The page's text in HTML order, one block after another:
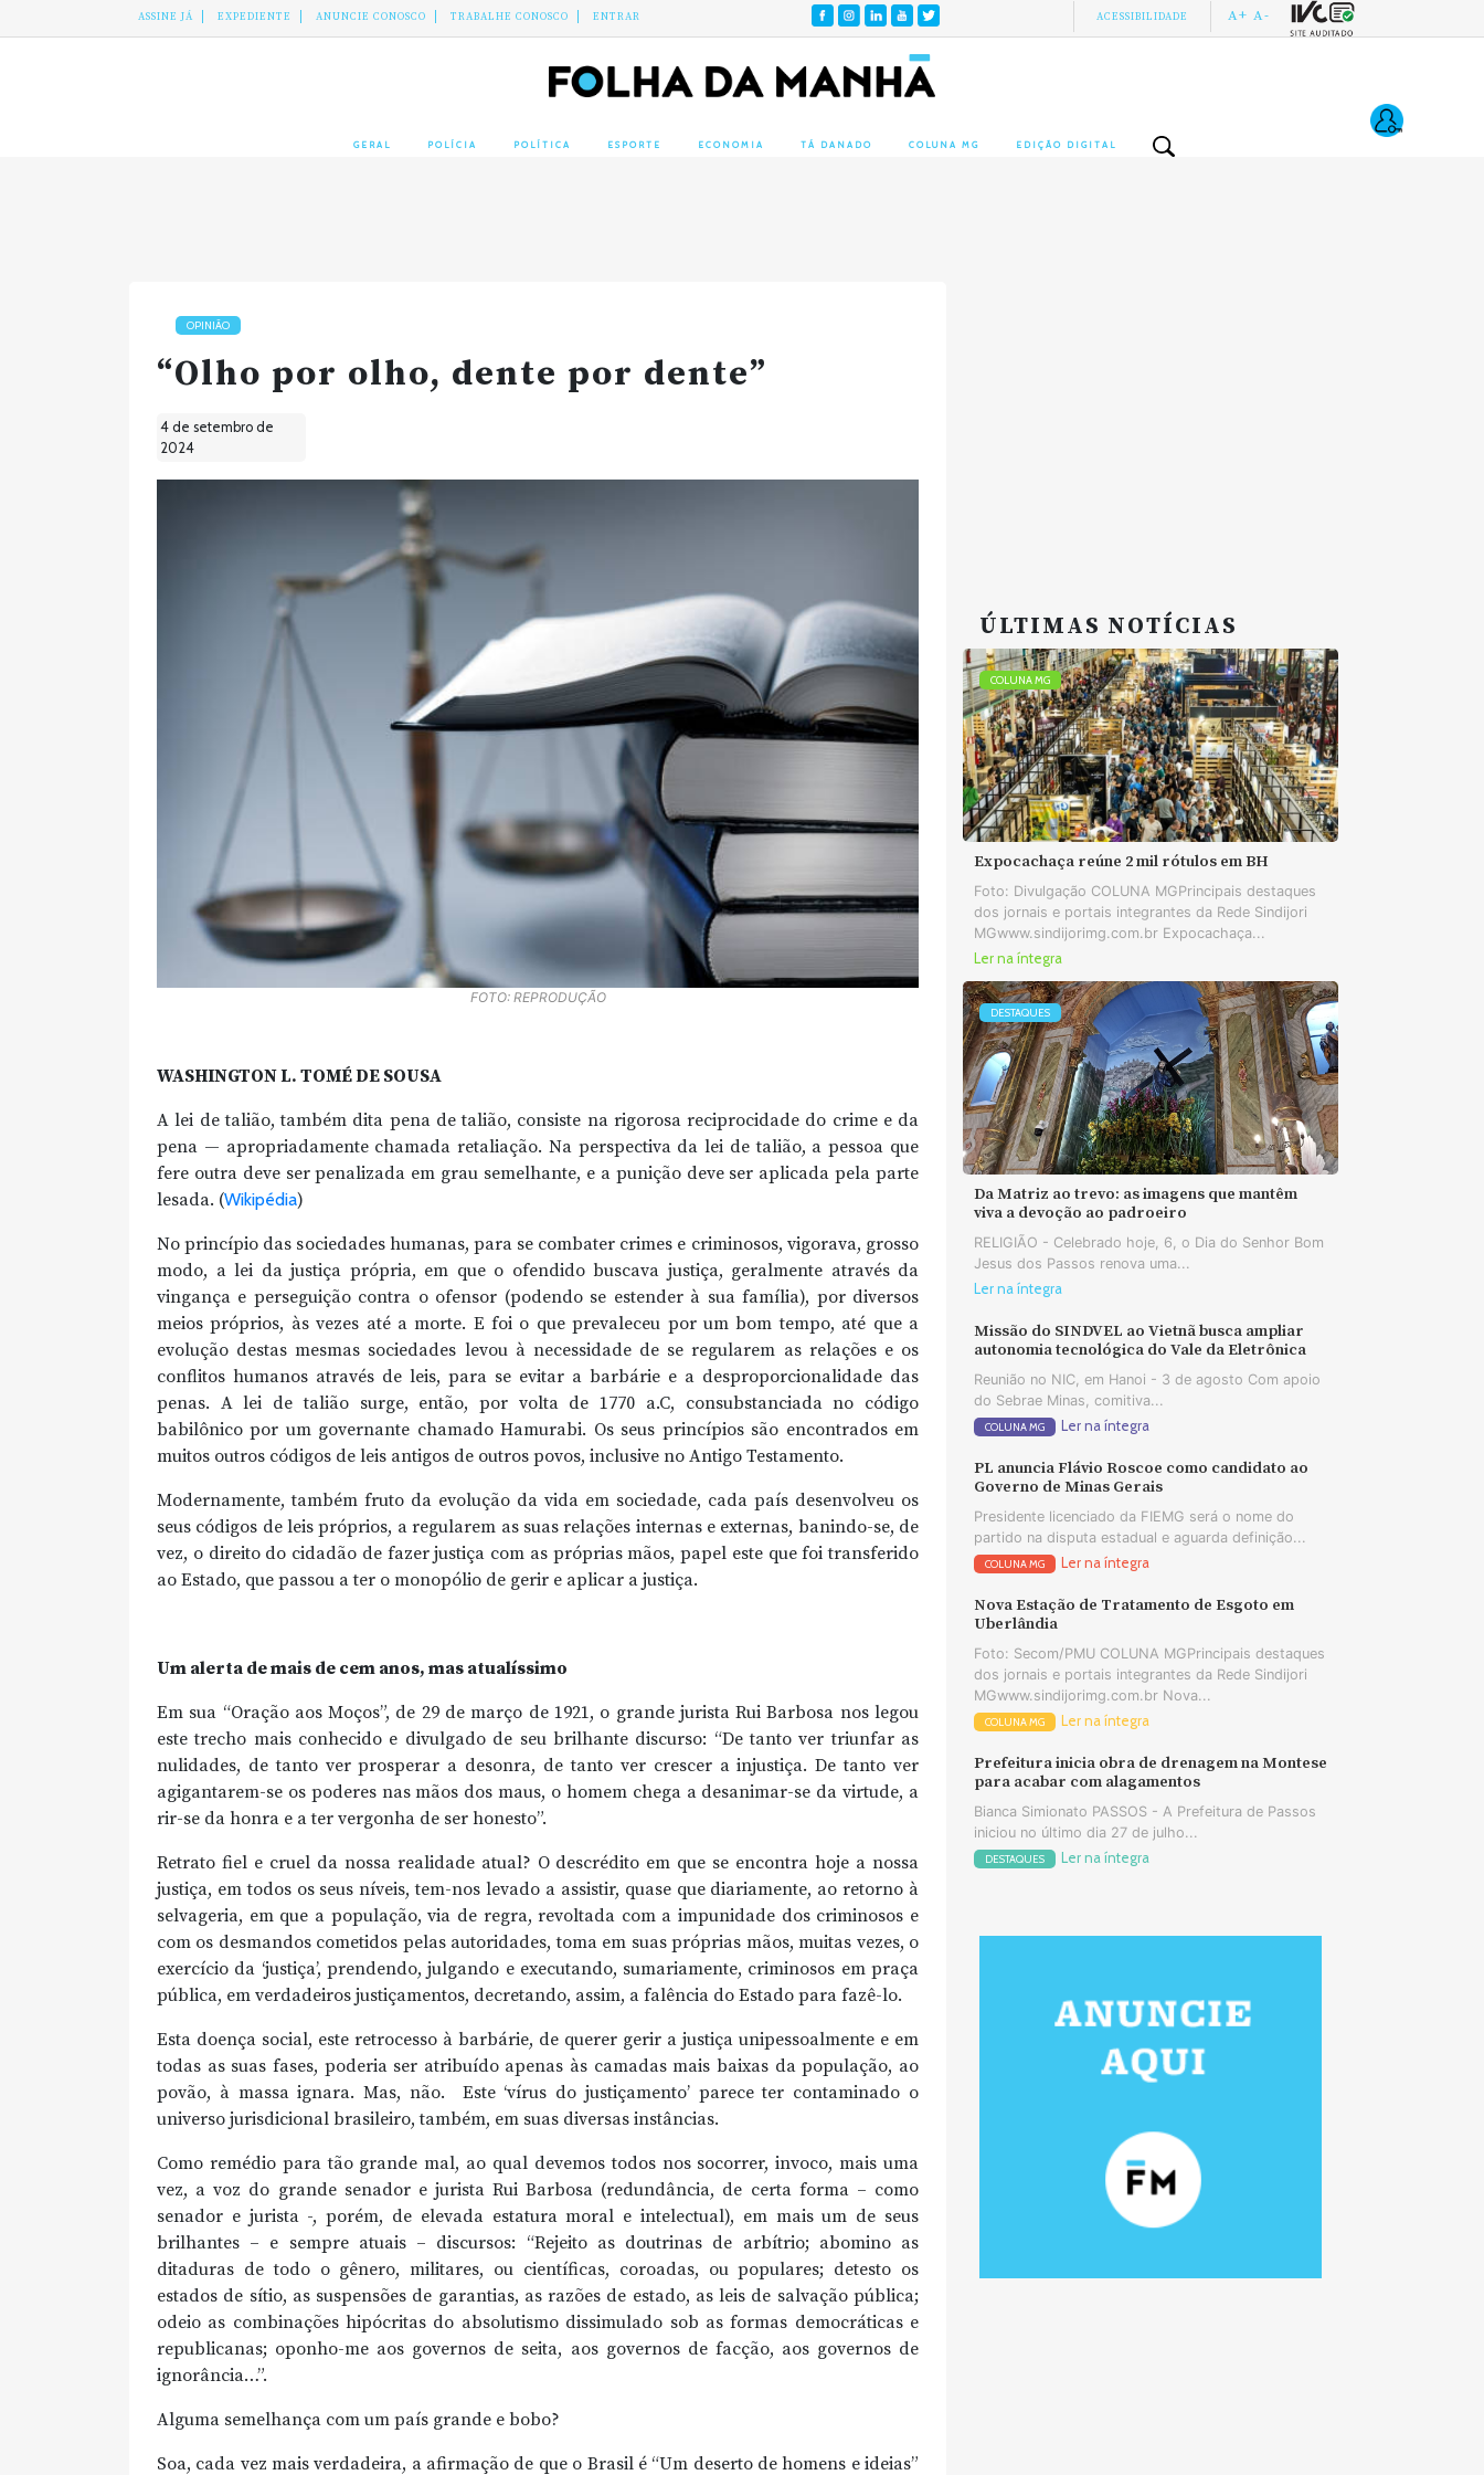
ASSINE JÁ EXPEDIENTE ANUNCIE CONOSCO TRABALHE CONOSCO ENTRAR ACESSIBILIDADE A+ A-
GERAL POLÍCIA POLÍTICA ESPORTE ECONOMIA TÁ DANADO COLUNA MG EDIÇÃO DIGITAL
OPINIÃO
“Olho por olho, dente por dente”
4 de setembro de
2024
FOTO: REPRODUÇÃO
WASHINGTON L. TOMÉ DE SOUSA
A lei de talião, também dita pena de talião, consiste na rigorosa reciprocidade do crime e da
pena — apropriadamente chamada retaliação. Na perspectiva da lei de talião, a pessoa que
fere outra deve ser penalizada em grau semelhante, e a punição deve ser aplicada pela parte
lesada. (Wikipédia)
No princípio das sociedades humanas, para se combater crimes e criminosos, vigorava, grosso
modo, a lei da justiça própria, em que o ofendido buscava justiça, geralmente através da
vingança e perseguição contra o ofensor (podendo se estender à sua família), por diversos
meios próprios, às vezes até a morte. E foi o que prevaleceu por um bom tempo, até que a
evolução destas mesmas sociedades levou à necessidade de se regularem as relações e os
conflitos humanos através de leis, para se evitar a barbárie e a desproporcionalidade das
penas. A lei de talião surge, então, por volta de 1770 a.C, consubstanciada no código
babilônico por um governante chamado Hamurabi. Os seus princípios são encontrados em
muitos outros códigos de leis antigos de outros povos, inclusive no Antigo Testamento.
Modernamente, também fruto da evolução da vida em sociedade, cada país desenvolveu os
seus códigos de leis próprios, a regularem as suas relações internas e externas, banindo-se, de
vez, o direito do cidadão de fazer justiça com as próprias mãos, papel este que foi transferido
ao Estado, que passou a ter o monopólio de gerir e aplicar a justiça.
Um alerta de mais de cem anos, mas atualíssimo
Em sua “Oração aos Moços”, de 29 de março de 1921, o grande jurista Rui Barbosa nos legou
este trecho mais conhecido e divulgado de seu brilhante discurso: “De tanto ver triunfar as
nulidades, de tanto ver prosperar a desonra, de tanto ver crescer a injustiça. De tanto ver
agigantarem-se os poderes nas mãos dos maus, o homem chega a desanimar-se da virtude, a
rir-se da honra e a ter vergonha de ser honesto”.
Retrato fiel e cruel da nossa realidade atual? O descrédito em que se encontra hoje a nossa
justiça, em todos os seus níveis, tem-nos levado a assistir, quase que diariamente, ao retorno à
selvageria, em que a população, via de regra, revoltada com a impunidade dos criminosos e
com os desmandos cometidos pelas autoridades, toma em suas próprias mãos, muitas vezes, o
exercício da ‘justiça’, prendendo, julgando e executando, sumariamente, criminosos em praça
pública, em verdadeiros justiçamentos, decretando, assim, a falência do Estado para fazê-lo.
Esta doença social, este retrocesso à barbárie, de querer gerir a justiça unipessoalmente e em
todas as suas fases, poderia ser atribuído apenas às camadas mais baixas da população, ao
povão, à massa ignara. Mas, não. Este ‘vírus do justiçamento’ parece ter contaminado o
universo jurisdicional brasileiro, também, em suas diversas instâncias.
Como remédio para tão grande mal, ao qual devemos todos nos socorrer, invoco, mais uma
vez, a voz do grande senador e jurista Rui Barbosa (redundância, de certa forma – como
senador e jurista -, porém, de elevada estatura moral e intelectual), em mais um de seus
brilhantes – e sempre atuais – discursos: “Rejeito as doutrinas de arbítrio; abomino as
ditaduras de todo o gênero, militares, ou científicas, coroadas, ou populares; detesto os
estados de sítio, as suspensões de garantias, as razões de estado, as leis de salvação pública;
odeio as combinações hipócritas do absolutismo dissimulado sob as formas democráticas e
republicanas; oponho-me aos governos de seita, aos governos de facção, aos governos de
ignorância…”.
Alguma semelhança com um país grande e bobo?
Soa, cada vez mais verdadeira, a afirmação de que o Brasil é “Um deserto de homens e ideias”
ÚLTIMAS NOTÍCIAS
COLUNA MG
Expocachaça reúne 2 mil rótulos em BH
Foto: Divulgação COLUNA MGPrincipais destaques
dos jornais e portais integrantes da Rede Sindijori
MGwww.sindijorimg.com.br Expocachaça...
Ler na íntegra
DESTAQUES
Da Matriz ao trevo: as imagens que mantêm
viva a devoção ao padroeiro
RELIGIÃO - Celebrado hoje, 6, o Dia do Senhor Bom
Jesus dos Passos renova uma...
Ler na íntegra
Missão do SINDVEL ao Vietnã busca ampliar
autonomia tecnológica do Vale da Eletrônica
Reunião no NIC, em Hanoi - 3 de agosto Com apoio
do Sebrae Minas, comitiva...
COLUNA MG Ler na íntegra
PL anuncia Flávio Roscoe como candidato ao
Governo de Minas Gerais
Presidente licenciado da FIEMG será o nome do
partido na disputa estadual e aguarda definição...
COLUNA MG Ler na íntegra
Nova Estação de Tratamento de Esgoto em
Uberlândia
Foto: Secom/PMU COLUNA MGPrincipais destaques
dos jornais e portais integrantes da Rede Sindijori
MGwww.sindijorimg.com.br Nova...
COLUNA MG Ler na íntegra
Prefeitura inicia obra de drenagem na Montese
para acabar com alagamentos
Bianca Simionato PASSOS - A Prefeitura de Passos
iniciou no último dia 27 de julho...
DESTAQUES Ler na íntegra